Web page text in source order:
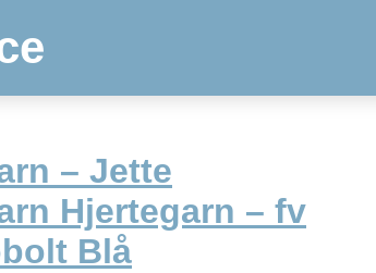
– Jette
Hjertegarn – fv
Blå